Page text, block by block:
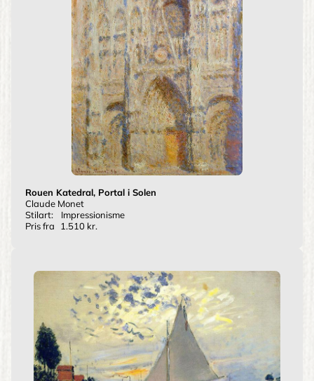
Rouen Katedral, Portal i Solen
Claude Monet
Stilart:
Impressionisme
Pris fra
1.510 kr.